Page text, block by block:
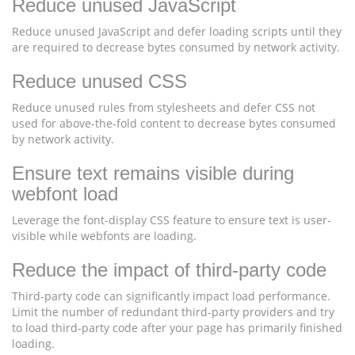
Reduce unused JavaScript
Reduce unused JavaScript and defer loading scripts until they
are required to decrease bytes consumed by network activity.
Reduce unused CSS
Reduce unused rules from stylesheets and defer CSS not
used for above-the-fold content to decrease bytes consumed
by network activity.
Ensure text remains visible during
webfont load
Leverage the font-display CSS feature to ensure text is user-
visible while webfonts are loading.
Reduce the impact of third-party code
Third-party code can significantly impact load performance.
Limit the number of redundant third-party providers and try
to load third-party code after your page has primarily finished
loading.